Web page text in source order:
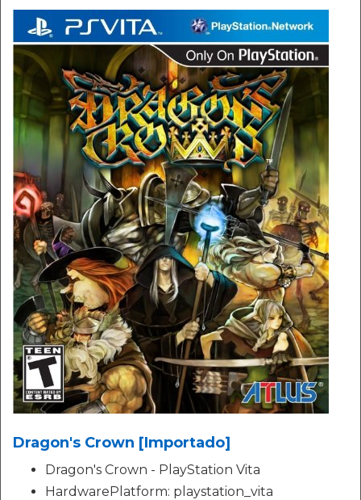
Dragon's Crown [Importado]
Dragon's Crown - PlayStation Vita
HardwarePlatform: playstation_vita